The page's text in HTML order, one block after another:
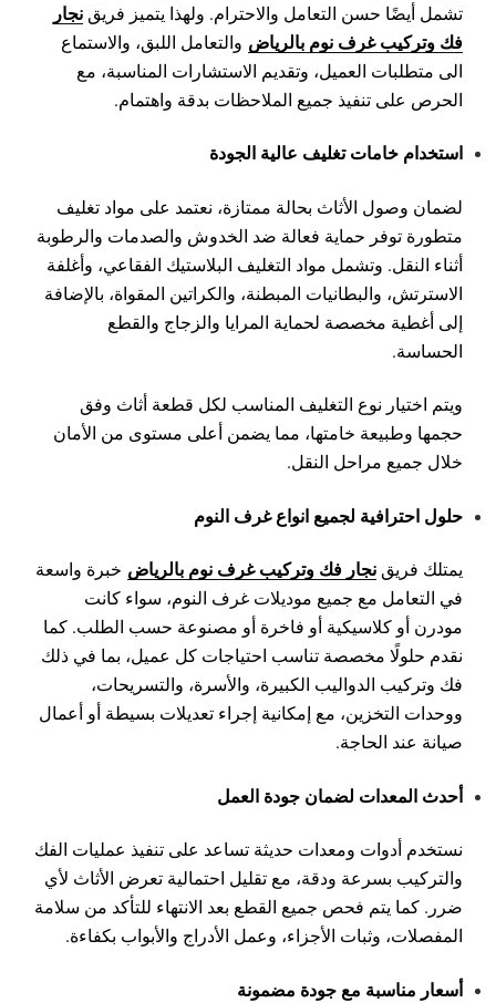
تشمل أيضًا حسن التعامل والاحترام. ولهذا يتميز فريق نجار
فك وتركيب غرف نوم بالرياض والتعامل اللبق، والاستماع
الى متطلبات العميل، وتقديم الاستشارات المناسبة، مع
الحرص على تنفيذ جميع الملاحظات بدقة واهتمام.
استخدام خامات تغليف عالية الجودة
لضمان وصول الأثاث بحالة ممتازة، نعتمد على مواد تغليف
متطورة توفر حماية فعالة ضد الخدوش والصدمات والرطوبة
أثناء النقل. وتشمل مواد التغليف البلاستيك الفقاعي، وأغلفة
الاسترتش، والبطانيات المبطنة، والكراتين المقواة، بالإضافة
إلى أغطية مخصصة لحماية المرايا والزجاج والقطع
الحساسة.
ويتم اختيار نوع التغليف المناسب لكل قطعة أثاث وفق
حجمها وطبيعة خامتها، مما يضمن أعلى مستوى من الأمان
خلال جميع مراحل النقل.
حلول احترافية لجميع انواع غرف النوم
يمتلك فريق نجار فك وتركيب غرف نوم بالرياض خبرة واسعة
في التعامل مع جميع موديلات غرف النوم، سواء كانت
مودرن أو كلاسيكية أو فاخرة أو مصنوعة حسب الطلب. كما
نقدم حلولًا مخصصة تناسب احتياجات كل عميل، بما في ذلك
فك وتركيب الدواليب الكبيرة، والأسرة، والتسريحات،
ووحدات التخزين، مع إمكانية إجراء تعديلات بسيطة أو أعمال
صيانة عند الحاجة.
أحدث المعدات لضمان جودة العمل
نستخدم أدوات ومعدات حديثة تساعد على تنفيذ عمليات الفك
والتركيب بسرعة ودقة، مع تقليل احتمالية تعرض الأثاث لأي
ضرر. كما يتم فحص جميع القطع بعد الانتهاء للتأكد من سلامة
المفصلات، وثبات الأجزاء، وعمل الأدراج والأبواب بكفاءة.
أسعار مناسبة مع جودة مضمونة